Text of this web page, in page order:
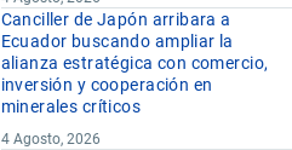
Canciller de Japón arribara a
Ecuador buscando ampliar la
alianza estratégica con comercio,
inversión y cooperación en
minerales críticos
4 Agosto, 2026